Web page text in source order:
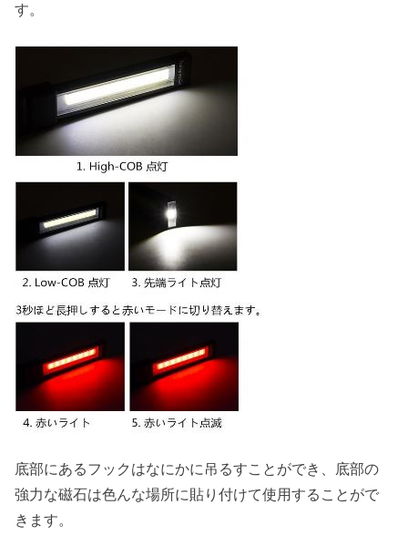
す。
底部にあるフックはなにかに吊るすことができ、底部の
強力な磁石は色んな場所に貼り付けて使用することがで
きます。